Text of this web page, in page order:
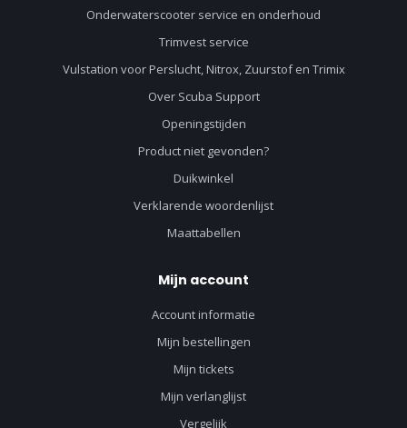
Onderwaterscooter service en onderhoud
Trimvest service
Vulstation voor Perslucht, Nitrox, Zuurstof en Trimix
Over Scuba Support
Openingstijden
Product niet gevonden?
Duikwinkel
Verklarende woordenlijst
Maattabellen
Mijn account
Account informatie
Mijn bestellingen
Mijn tickets
Mijn verlanglijst
Vergelijk